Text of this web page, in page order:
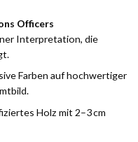
Officers
Interpretation, die
Farben auf hochwertiger
Holz mit 2–3 cm